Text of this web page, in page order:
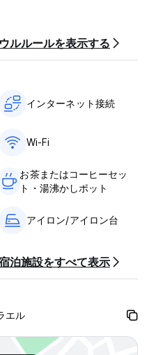
language)
ルルールを表示する
インターネット接続
Wi-Fi
お茶またはコーヒーセッ
ト・湯沸かしポット
アイロン/アイロン台
泊施設をすべて表示
エル